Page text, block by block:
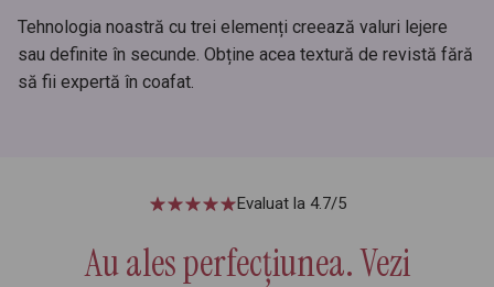
Tehnologia noastră cu trei elemenți creează valuri lejere
sau definite în secunde. Obține acea textură de revistă fără
să fii expertă în coafat.
Evaluat la 4.7/5
Au ales perfecțiunea. Vezi